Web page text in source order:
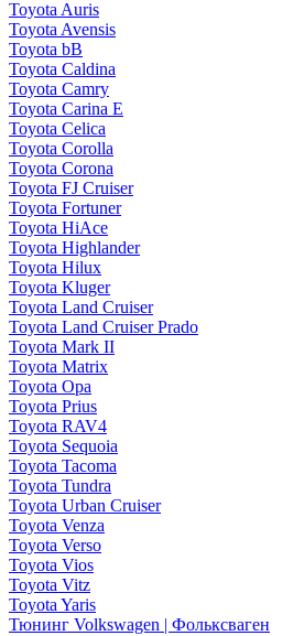
Toyota Auris
Toyota Avensis
Toyota bB
Toyota Caldina
Toyota Camry
Toyota Carina E
Toyota Celica
Toyota Corolla
Toyota Corona
Toyota FJ Cruiser
Toyota Fortuner
Toyota HiAce
Toyota Highlander
Toyota Hilux
Toyota Kluger
Toyota Land Cruiser
Toyota Land Cruiser Prado
Toyota Mark II
Toyota Matrix
Toyota Opa
Toyota Prius
Toyota RAV4
Toyota Sequoia
Toyota Tacoma
Toyota Tundra
Toyota Urban Cruiser
Toyota Venza
Toyota Verso
Toyota Vios
Toyota Vitz
Toyota Yaris
Тюнинг Volkswagen | Фольксваген